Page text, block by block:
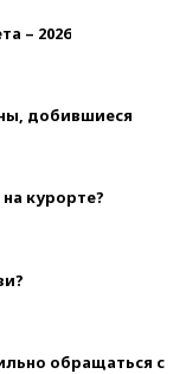
– 2026
добившиеся
курорте?
обращаться с